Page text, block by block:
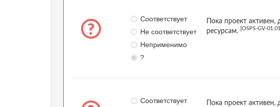
Соответствует
Не соответствует
Неприменимо
?
Пока проект
ресурсам.
[OSPS-GV-01.01]
Соответствует
Пока проект